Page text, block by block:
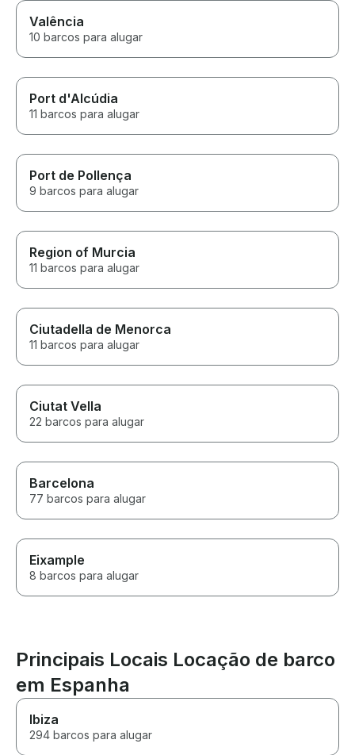
Valência
10 barcos para alugar
Port d'Alcúdia
11 barcos para alugar
Port de Pollença
9 barcos para alugar
Region of Murcia
11 barcos para alugar
Ciutadella de Menorca
11 barcos para alugar
Ciutat Vella
22 barcos para alugar
Barcelona
77 barcos para alugar
Eixample
8 barcos para alugar
Principais Locais Locação de barco
em Espanha
Ibiza
294 barcos para alugar